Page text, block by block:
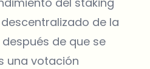
de la
de que se
una votación